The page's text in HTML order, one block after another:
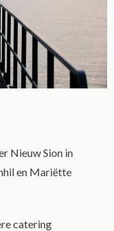
Nieuw Sion in
en Mariëtte
catering